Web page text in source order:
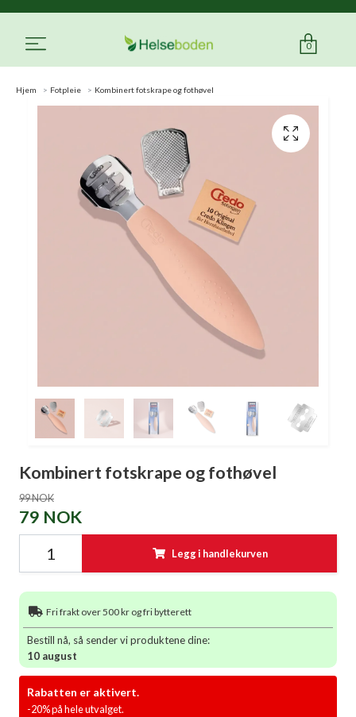
0
Hjem Fotpleie Kombinert fotskrape og fothøvel
Kombinert fotskrape og fothøvel
99 NOK
79 NOK
Legg i handlekurven
Fri frakt over 500 kr og fri bytterett
Bestill nå, så sender vi produktene dine:
10 august
Rabatten er aktivert.
-20% på hele utvalget.